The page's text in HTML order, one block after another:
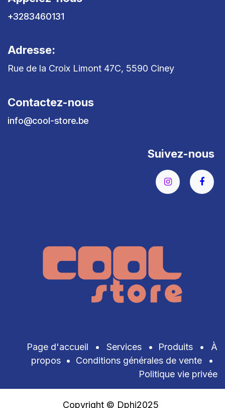
+3283460131
Adresse:
Rue de la Croix Limont 47C, 5590 Ciney
Contactez-nous
info@cool-store.be
Suivez-nous
Page d'accueil • Services • Produits •
À
propos • Conditions générales de vente
•
Politique vie privée
Copyright © Dphi2025